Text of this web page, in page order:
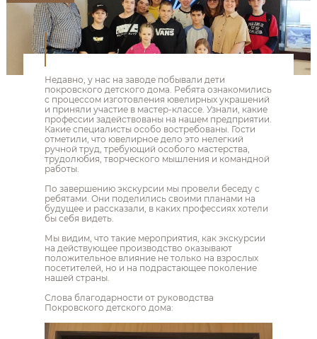
Недавно, у нас на заводе побывали дети
покровского детского дома. Ребята ознакомились
с процессом изготовления ювелирных украшений
и приняли участие в мастер-классе. Узнали, какие
профессии задействованы на нашем предприятии.
Какие специалисты особо востребованы. Гости
отметили, что ювелирное дело это нелегкий
ручной труд, требующий особого мастерства,
трудолюбия, творческого мышления и командной
работы.
По завершению экскурсии мы провели беседу с
ребятами. Они поделились своими планами на
будущее и рассказали, в каких профессиях хотели
бы себя видеть.
Мы видим, что такие мероприятия, как экскурсии
на действующее производство оказывают
положительное влияние не только на взрослых
посетителей, но и на подрастающее поколение
нашей страны.
Слова благодарности от руководства
Покровского детского дома: